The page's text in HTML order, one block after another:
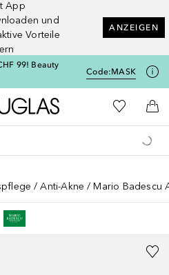
App
und
Vorteile
ANZEIGEN
99! Beauty
Code:MASK
Zur Douglas Startseite
Zu Meiner
Anti-Akne Mario Badescu